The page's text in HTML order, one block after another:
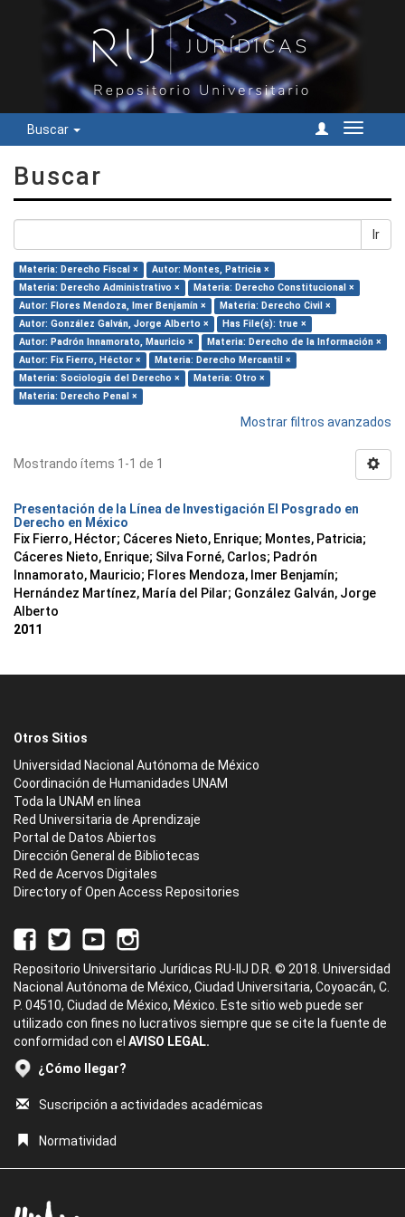
Buscar
Cambiar
Buscar
Ir
Materia: Derecho Fiscal ×
Autor: Montes, Patricia ×
Materia: Derecho Administrativo ×
Materia: Derecho Constitucional ×
Autor: Flores Mendoza, Imer Benjamín ×
Materia: Derecho Civil ×
Autor: González Galván, Jorge Alberto ×
Has File(s): true ×
Autor: Padrón Innamorato, Mauricio ×
Materia: Derecho de la Información ×
Autor: Fix Fierro, Héctor ×
Materia: Derecho Mercantil ×
Materia: Sociología del Derecho ×
Materia: Otro ×
Materia: Derecho Penal ×
Mostrar filtros avanzados
Mostrando ítems 1-1 de 1
Presentación de la Línea de Investigación El Posgrado en
Derecho en México
Fix Fierro, Héctor; Cáceres Nieto, Enrique; Montes, Patricia;
Cáceres Nieto, Enrique; Silva Forné, Carlos; Padrón
Innamorato, Mauricio; Flores Mendoza, Imer Benjamín;
Hernández Martínez, María del Pilar; González Galván, Jorge
Alberto
2011
Otros Sitios
Universidad Nacional Autónoma de México
Coordinación de Humanidades UNAM
Toda la UNAM en línea
Red Universitaria de Aprendizaje
Portal de Datos Abiertos
Dirección General de Bibliotecas
Red de Acervos Digitales
Directory of Open Access Repositories
Repositorio Universitario Jurídicas RU-IIJ D.R. © 2018. Universidad
Nacional Autónoma de México, Ciudad Universitaria, Coyoacán, C.
P. 04510, Ciudad de México, México. Este sitio web puede ser
utilizado con fines no lucrativos siempre que se cite la fuente de
conformidad con el AVISO LEGAL.
¿Cómo llegar?
Suscripción a actividades académicas
Normatividad